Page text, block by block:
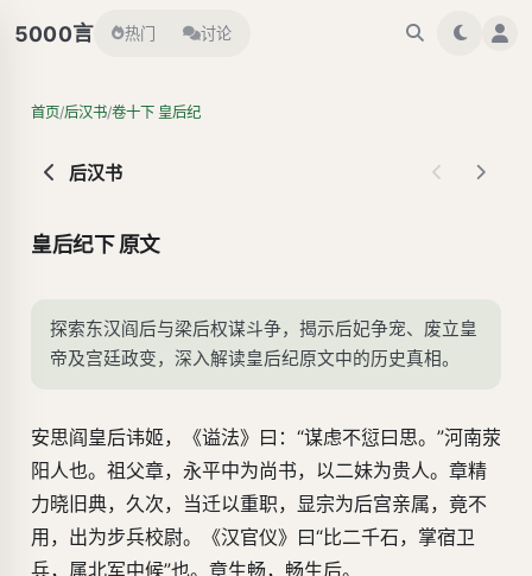
5000言 热门 讨论
首页/后汉书/卷十下 皇后纪
后汉书
皇后纪下 原文
探索东汉阎后与梁后权谋斗争，揭示后妃争宠、废立皇
帝及宫廷政变，深入解读皇后纪原文中的历史真相。
安思阎皇后讳姬，《谥法》曰：“谋虑不愆曰思。”河南荥
阳人也。祖父章，永平中为尚书，以二妹为贵人。章精
力晓旧典，久次，当迁以重职，显宗为后宫亲属，竟不
用，出为步兵校尉。《汉官仪》曰“比二千石，掌宿卫
兵，属北军中候”也。章生畅，畅生后。